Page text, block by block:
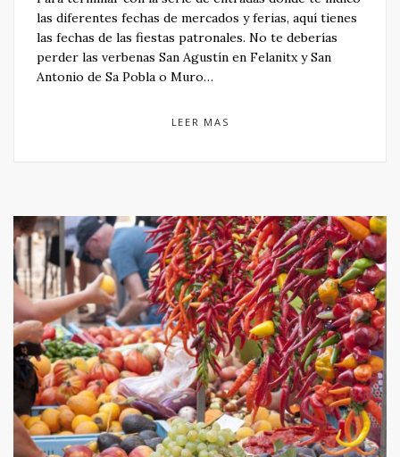
las diferentes fechas de mercados y ferias, aquí tienes
las fechas de las fiestas patronales. No te deberías
perder las verbenas San Agustín en Felanitx y San
Antonio de Sa Pobla o Muro…
LEER MAS